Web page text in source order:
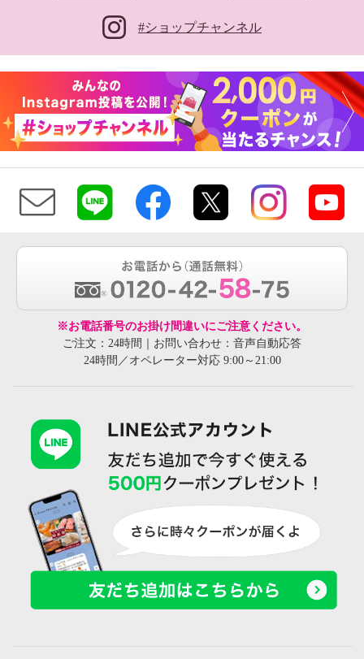
#ショップチャンネル
※お電話番号のお掛け間違いにご注意ください。
ご注文：24時間｜お問い合わせ：音声自動応答
24時間／オペレーター対応 9:00～21:00